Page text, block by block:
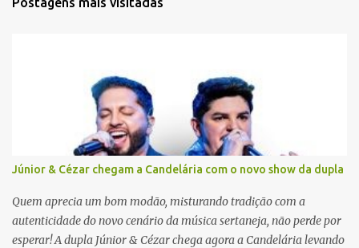
Júnior & Cézar chegam a Candelária com o novo show da dupla
Quem aprecia um bom modão, misturando tradição com a
autenticidade do novo cenário da música sertaneja, não perde por
esperar! A dupla Júnior & Cézar chega agora a Candelária levando